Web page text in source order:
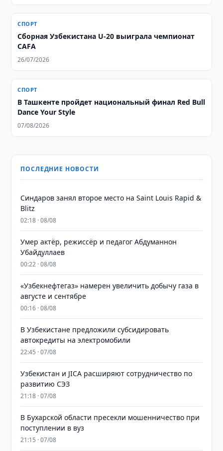
СПОРТ
Сборная Узбекистана U-20 выиграла чемпионат
CAFA
26/07/2026
СПОРТ
В Ташкенте пройдет национальный финал Red Bull
Dance Your Style
07/08/2026
ПОСЛЕДНИЕ НОВОСТИ
Синдаров занял второе место на Saint Louis Rapid &
Blitz
02:18 · 08/08
Умер актёр, режиссёр и педагог Абдуманнон
Убайдуллаев
00:22 · 08/08
«Узбекнефтегаз» намерен увеличить добычу газа в
августе и сентябре
00:16 · 08/08
В Узбекистане предложили субсидировать
автокредиты на электромобили
22:45 · 07/08
Узбекистан и JICA расширяют сотрудничество по
развитию СЭЗ
21:18 · 07/08
В Бухарской области пресекли мошенничество при
поступлении в вуз
21:15 · 07/08